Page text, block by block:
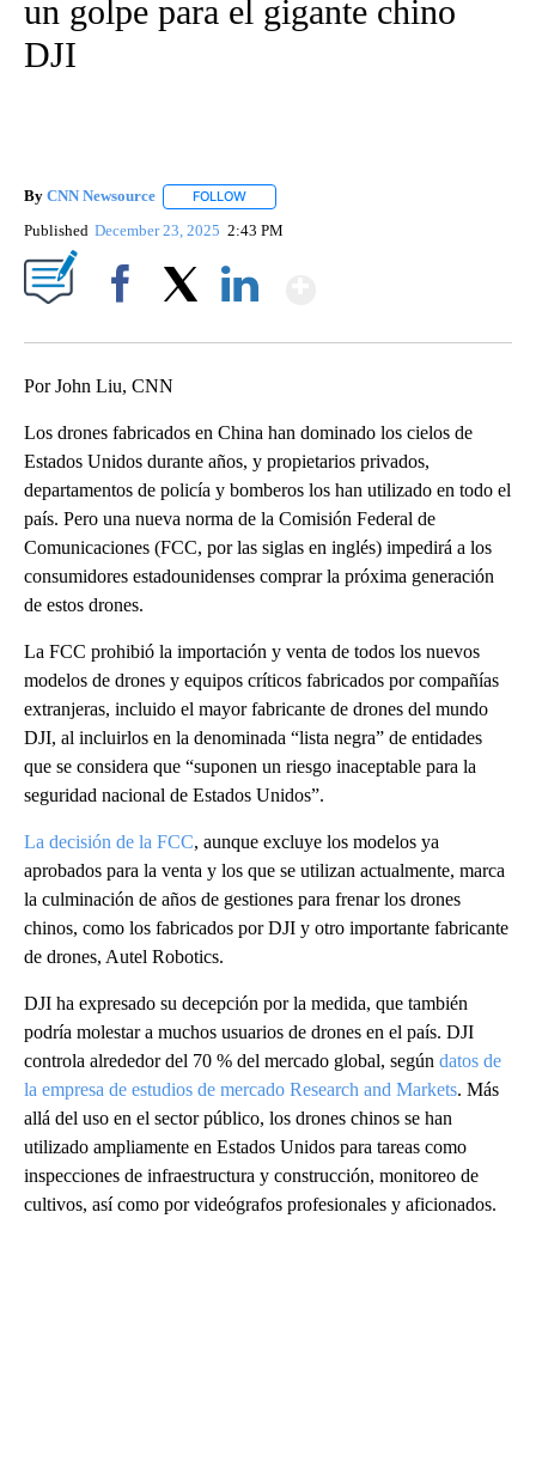
un golpe para el gigante chino
DJI
By CNN Newsource FOLLOW
Published December 23, 2025 2:43 PM
Por John Liu, CNN
Los drones fabricados en China han dominado los cielos de
Estados Unidos durante años, y propietarios privados,
departamentos de policía y bomberos los han utilizado en todo el
país. Pero una nueva norma de la Comisión Federal de
Comunicaciones (FCC, por las siglas en inglés) impedirá a los
consumidores estadounidenses comprar la próxima generación
de estos drones.
La FCC prohibió la importación y venta de todos los nuevos
modelos de drones y equipos críticos fabricados por compañías
extranjeras, incluido el mayor fabricante de drones del mundo
DJI, al incluirlos en la denominada “lista negra” de entidades
que se considera que “suponen un riesgo inaceptable para la
seguridad nacional de Estados Unidos”.
La decisión de la FCC, aunque excluye los modelos ya
aprobados para la venta y los que se utilizan actualmente, marca
la culminación de años de gestiones para frenar los drones
chinos, como los fabricados por DJI y otro importante fabricante
de drones, Autel Robotics.
DJI ha expresado su decepción por la medida, que también
podría molestar a muchos usuarios de drones en el país. DJI
controla alrededor del 70 % del mercado global, según datos de
la empresa de estudios de mercado Research and Markets. Más
allá del uso en el sector público, los drones chinos se han
utilizado ampliamente en Estados Unidos para tareas como
inspecciones de infraestructura y construcción, monitoreo de
cultivos, así como por videógrafos profesionales y aficionados.